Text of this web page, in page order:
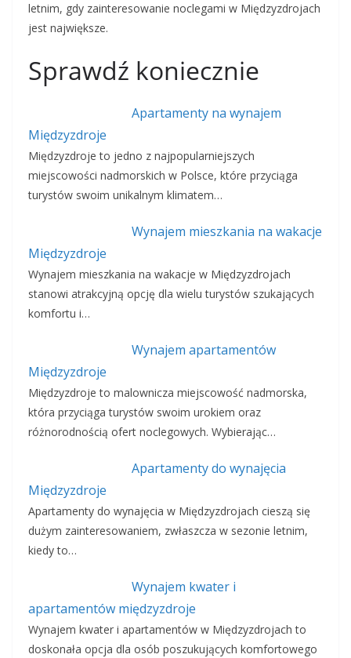
letnim, gdy zainteresowanie noclegami w Międzyzdrojach
jest największe.
Sprawdź koniecznie
Apartamenty na wynajem
Międzyzdroje
Międzyzdroje to jedno z najpopularniejszych
miejscowości nadmorskich w Polsce, które przyciąga
turystów swoim unikalnym klimatem…
Wynajem mieszkania na wakacje
Międzyzdroje
Wynajem mieszkania na wakacje w Międzyzdrojach
stanowi atrakcyjną opcję dla wielu turystów szukających
komfortu i…
Wynajem apartamentów
Międzyzdroje
Międzyzdroje to malownicza miejscowość nadmorska,
która przyciąga turystów swoim urokiem oraz
różnorodnością ofert noclegowych. Wybierając…
Apartamenty do wynajęcia
Międzyzdroje
Apartamenty do wynajęcia w Międzyzdrojach cieszą się
dużym zainteresowaniem, zwłaszcza w sezonie letnim,
kiedy to…
Wynajem kwater i
apartamentów międzyzdroje
Wynajem kwater i apartamentów w Międzyzdrojach to
doskonała opcja dla osób poszukujących komfortowego